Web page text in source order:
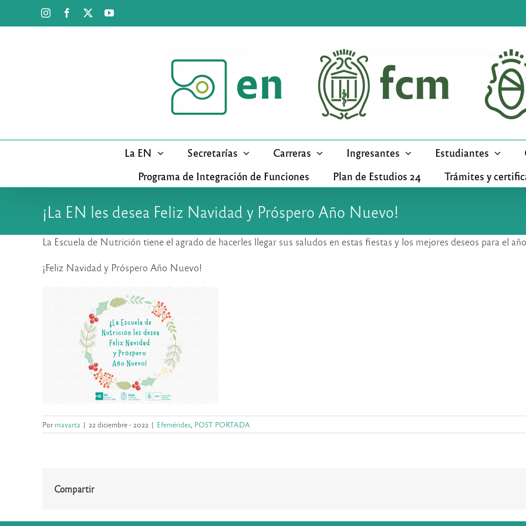
InstagramFacebook YouTube
La EN Secretarías Carreras Ingresantes Estudiantes
Programa de Integración de Funciones
Plan de Estudios 24 Trámites y
¡La EN les desea Feliz Navidad y Próspero Año Nuevo!
La Escuela de Nutrición tiene el agrado de hacerles llegar sus saludos en estas fiestas y los mejores deseos para el
¡Feliz Navidad y Próspero Año Nuevo!
Porrnavarta | 22 diciembre - 2022 | Efemérides POST PORTADA
Compartir